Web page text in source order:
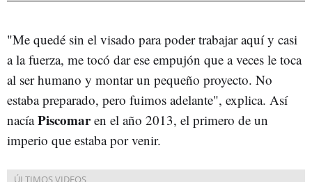
"Me quedé sin el visado para poder trabajar aquí y casi
a la fuerza, me tocó dar ese empujón que a veces le toca
al ser humano y montar un pequeño proyecto. No
estaba preparado, pero fuimos adelante", explica. Así
nacíaPiscomaren el año 2013, el primero de un
imperio que estaba por venir.